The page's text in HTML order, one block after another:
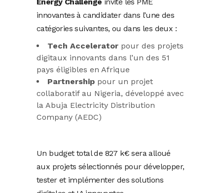
innovantes à candidater dans l’une des
catégories suivantes, ou dans les deux :
Tech Accelerator pour des projets
digitaux innovants dans l’un des 51
pays éligibles en Afrique
Partnership pour un projet
collaboratif au Nigeria, développé avec
la Abuja Electricity Distribution
Company (AEDC)
Un budget total de 827 k€ sera alloué
aux projets sélectionnés pour développer,
tester et implémenter des solutions